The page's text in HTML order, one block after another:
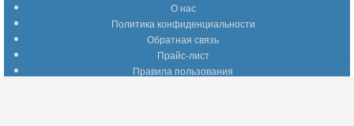
О нас
Политика конфиденциальности
Обратная связь
Прайс-лист
Правила пользования